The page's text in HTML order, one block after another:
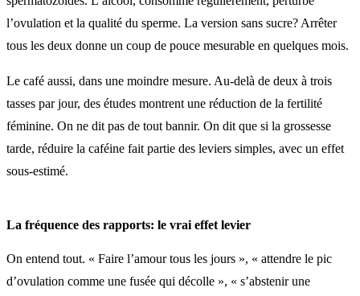
l’ovulation et la qualité du sperme. La version sans sucre? Arrêter
tous les deux donne un coup de pouce mesurable en quelques mois.
Le café aussi, dans une moindre mesure. Au-delà de deux à trois
tasses par jour, des études montrent une réduction de la fertilité
féminine. On ne dit pas de tout bannir. On dit que si la grossesse
tarde, réduire la caféine fait partie des leviers simples, avec un effet
sous-estimé.
La fréquence des rapports: le vrai effet levier
On entend tout. « Faire l’amour tous les jours », « attendre le pic
d’ovulation comme une fusée qui décolle », « s’abstenir une